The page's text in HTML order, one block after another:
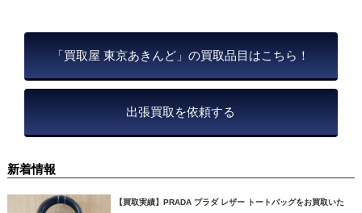
「買取屋 東京あきんど」の買取品目はこちら！
出張買取を依頼する
新着情報
【買取実績】PRADA プラダ レザー トートバッグをお買取いた